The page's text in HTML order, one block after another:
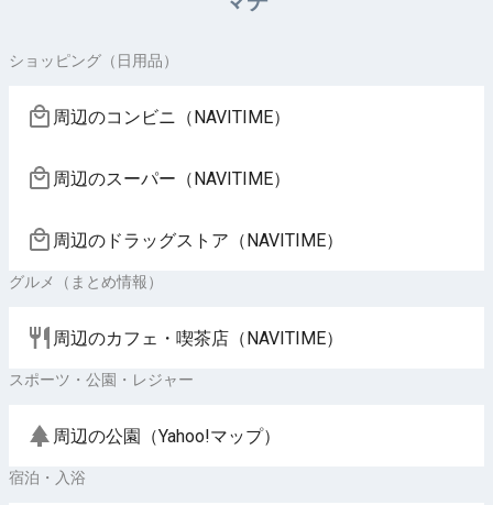
ショッピング（日用品）
周辺のコンビニ（NAVITIME）
周辺のスーパー（NAVITIME）
周辺のドラッグストア（NAVITIME）
グルメ（まとめ情報）
周辺のカフェ・喫茶店（NAVITIME）
スポーツ・公園・レジャー
周辺の公園（Yahoo!マップ）
宿泊・入浴